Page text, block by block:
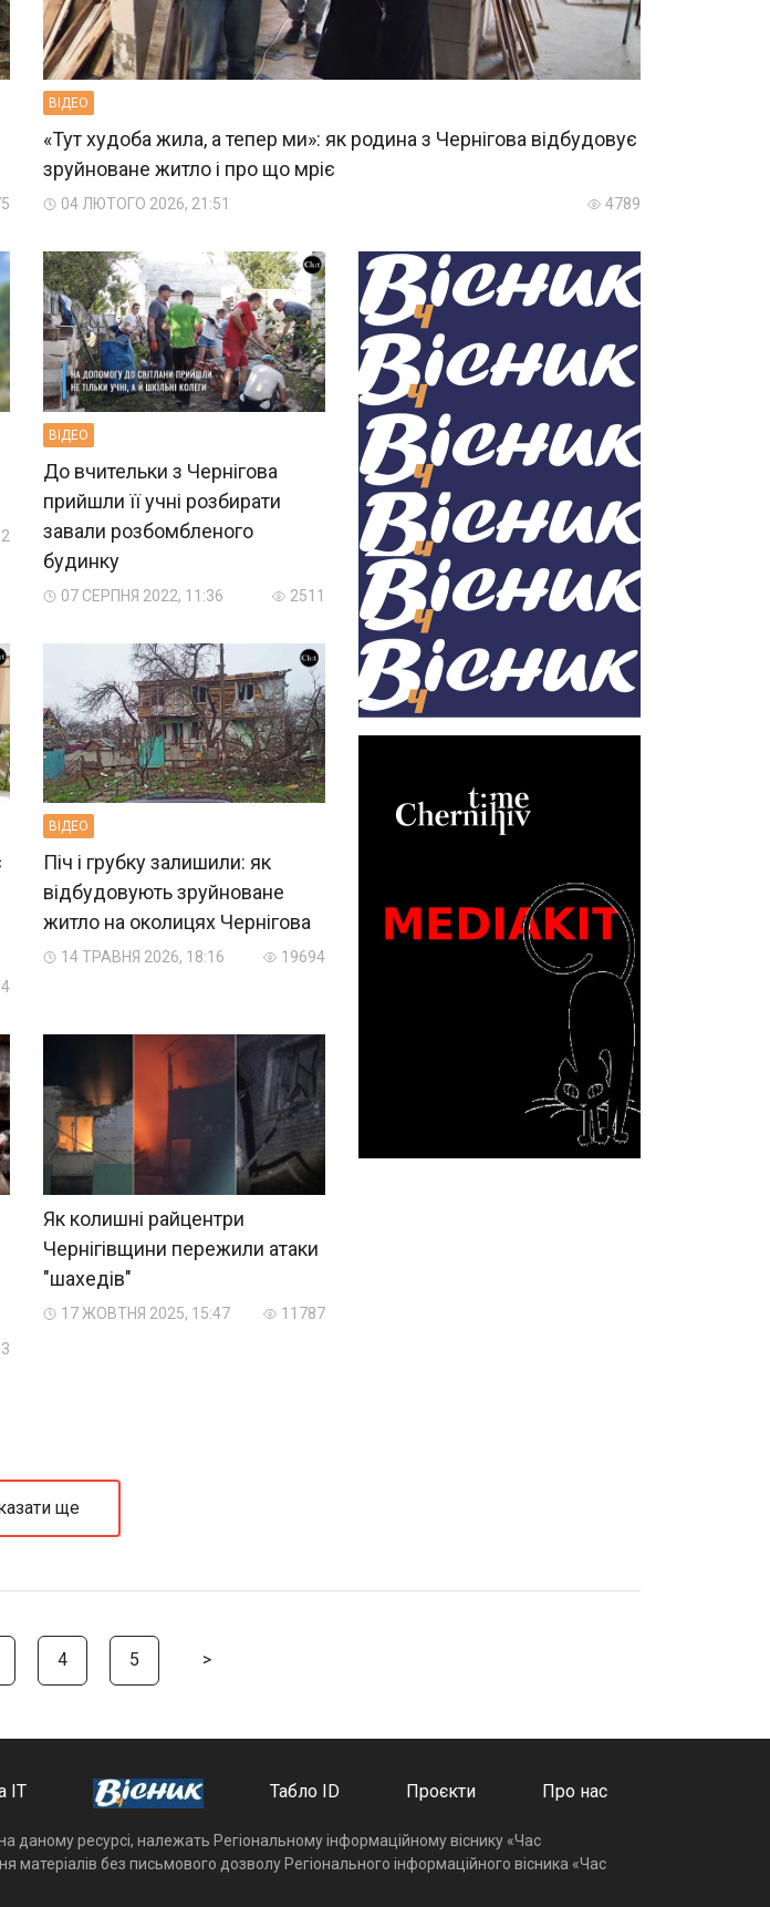
ВIДЕО
«Тут худоба жила, а тепер ми»: як родина з Чернігова відбудовує
зруйноване житло і про що мріє
04 ЛЮТОГО 2026, 21:51 4789
ВIДЕО
До вчительки з Чернігова
прийшли її учні розбирати
завали розбомбленого
будинку
07 СЕРПНЯ 2022, 11:36 2511
ВIДЕО
Піч і грубку залишили: як
відбудовують зруйноване
житло на околицях Чернігова
14 ТРАВНЯ 2026, 18:16 19694
Як колишні райцентри
Чернігівщини пережили атаки
"шахедів"
17 ЖОВТНЯ 2025, 15:47 11787
ще
4 5 >
ІТ Табло ID Проєкти Про нас
даному ресурсі, належать Регіональному інформаційному віснику «Час
матеріалів без письмового дозволу Регіонального інформаційного вісника «Час